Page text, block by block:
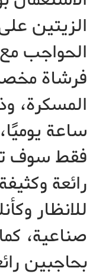
الزيتين
الحواجب
فرشاة
المسكرة،
ساعة
فقط سوف
رائعة
للانظار
صناعية،
بحاجبين